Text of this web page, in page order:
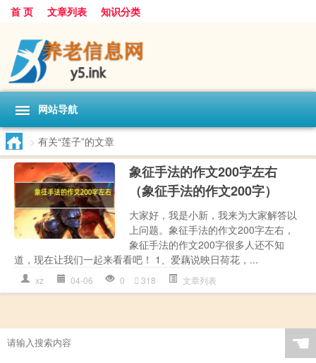
首 页 文章列表 知识分类
网站导航
> 有关“莲子”的文章
象征手法的作文200字左右
（象征手法的作文200字）
大家好，我是小新，我来为大家解答以
上问题。象征手法的作文200字左右，
象征手法的作文200字很多人还不知
道，现在让我们一起来看看吧！ 1、爱藕说映日荷花，...
xz 04-06 0 318 文章列表
☚